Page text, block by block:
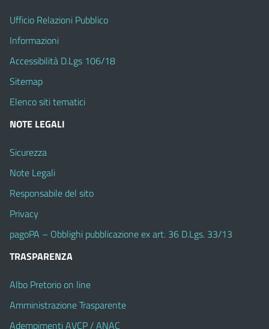
Ufficio Relazioni Pubblico
Informazioni
Accessibilità D.Lgs 106/18
Sitemap
Elenco siti tematici
NOTE LEGALI
Sicurezza
Note Legali
Responsabile del sito
Privacy
pagoPA – Obblighi pubblicazione ex art. 36 D.Lgs. 33/13
TRASPARENZA
Albo Pretorio on line
Amministrazione Trasparente
Adempimenti AVCP / ANAC